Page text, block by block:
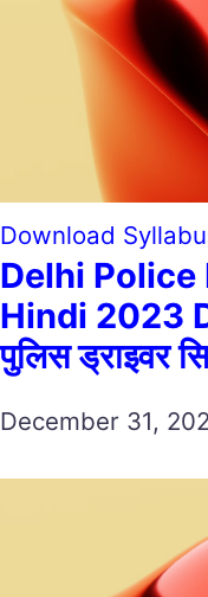
Download
Delhi
Hindi 2023
पुलिस ड्राइवर
December 31,